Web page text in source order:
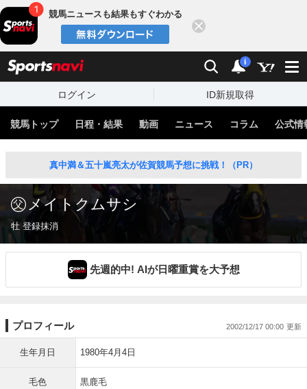
競馬ニュースも結果もすぐわかる
検索 通知
i
ログイン ID新規取得
競馬トップ 日程・結果 動画 ニュース コラム 公式情
真中満＆五十嵐亮太が佐賀競馬予想に挑戦！（PR）
メイトクムサシ
牡 登録抹消
先週的中! AIが日曜重賞を大予想
プロフィール 2002/12/17 00:00
生年月日 1980年4月4日
毛色 黒鹿毛